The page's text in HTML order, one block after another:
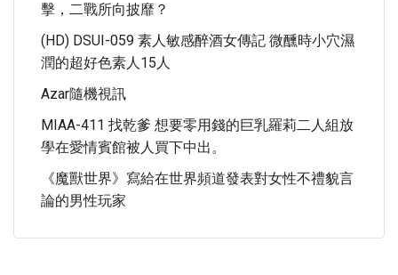
擊，二戰所向披靡？
(HD) DSUI-059 素人敏感醉酒女傳記 微醺時小穴濕
潤的超好色素人15人
Azar隨機視訊
MIAA-411 找乾爹 想要零用錢的巨乳羅莉二人組放
學在愛情賓館被人買下中出。
《魔獸世界》寫給在世界頻道發表對女性不禮貌言
論的男性玩家